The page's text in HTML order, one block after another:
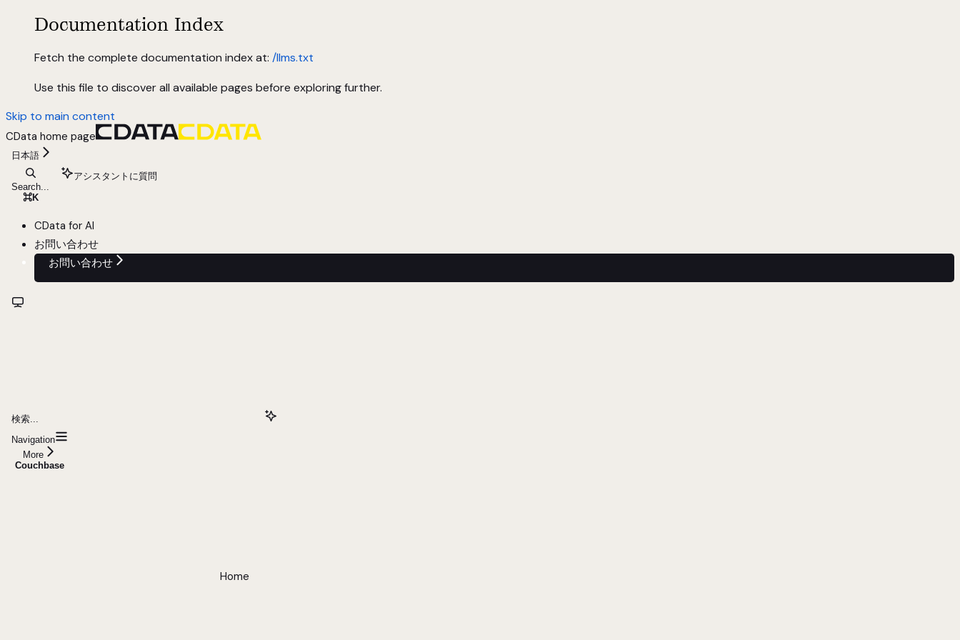
Documentation Index
Fetch the complete documentation index at: /llms.txt
Use this file to discover all available pages before exploring further.
Skip to main content
CData home page
日本語
Search...
⌘K
アシスタントに質問
CData for AI
お問い合わせ
お問い合わせ
検索...
Navigation
More
Couchbase
Home